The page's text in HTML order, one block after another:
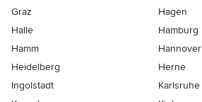
Graz
Hagen
Halle
Hamburg
Hamm
Hannover
Heidelberg
Herne
Ingolstadt
Karlsruhe